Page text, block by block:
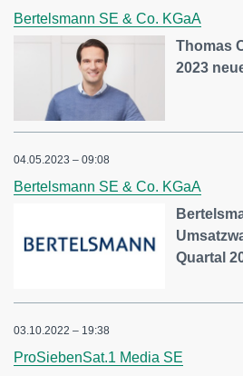
Bertelsmann SE & Co. KGaA
Thomas
2023
04.05.2023 – 09:08
Bertelsmann SE & Co. KGaA
Quartal
03.10.2022 – 19:38
ProSiebenSat.1 Media SE